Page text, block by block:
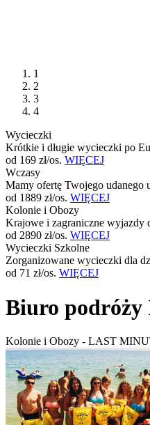
1
2
3
4
Wycieczki
Krótkie i długie wycieczki po
od 169 zł/os. WIĘCEJ
Wczasy
Mamy ofertę Twojego udanego
od 1889 zł/os. WIĘCEJ
Kolonie i Obozy
Krajowe i zagraniczne wyjazdy
od 2890 zł/os. WIĘCEJ
Wycieczki Szkolne
Zorganizowane wycieczki dla
od 71 zł/os. WIĘCEJ
Biuro
Kolonie i Obozy - LAST